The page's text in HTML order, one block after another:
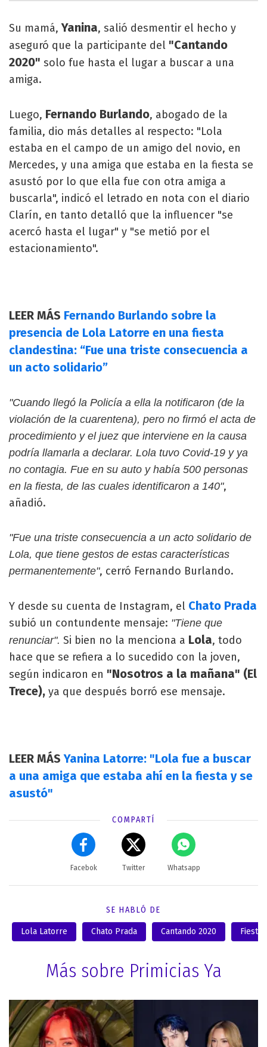
Su mamá, Yanina, salió desmentir el hecho y
aseguró que la participante del "Cantando
2020" solo fue hasta el lugar a buscar a una
amiga.
Luego, Fernando Burlando, abogado de la
familia, dio más detalles al respecto: "Lola
estaba en el campo de un amigo del novio, en
Mercedes, y una amiga que estaba en la fiesta se
asustó por lo que ella fue con otra amiga a
buscarla", indicó el letrado en nota con el diario
Clarín, en tanto detalló que la influencer "se
acercó hasta el lugar" y "se metió por el
estacionamiento".
LEER MÁS Fernando Burlando sobre la
presencia de Lola Latorre en una fiesta
clandestina: “Fue una triste consecuencia a
un acto solidario”
"Cuando llegó la Policía a ella la notificaron (de la
violación de la cuarentena), pero no firmó el acta de
procedimiento y el juez que interviene en la causa
podría llamarla a declarar. Lola tuvo Covid-19 y ya
no contagia. Fue en su auto y había 500 personas
en la fiesta, de las cuales identificaron a 140",
añadió.
"Fue una triste consecuencia a un acto solidario de
Lola, que tiene gestos de estas características
permanentemente", cerró Fernando Burlando.
Y desde su cuenta de Instagram, el Chato Prada
subió un contundente mensaje: "Tiene que
renunciar". Si bien no la menciona a Lola, todo
hace que se refiera a lo sucedido con la joven,
según indicaron en "Nosotros a la mañana" (El
Trece), ya que después borró ese mensaje.
LEER MÁS Yanina Latorre: "Lola fue a buscar
a una amiga que estaba ahí en la fiesta y se
asustó"
COMPARTÍ
Facebok Twitter Whatsapp
SE HABLÓ DE
Lola Latorre Chato Prada Cantando 2020 Fiesta
Más sobre Primicias Ya